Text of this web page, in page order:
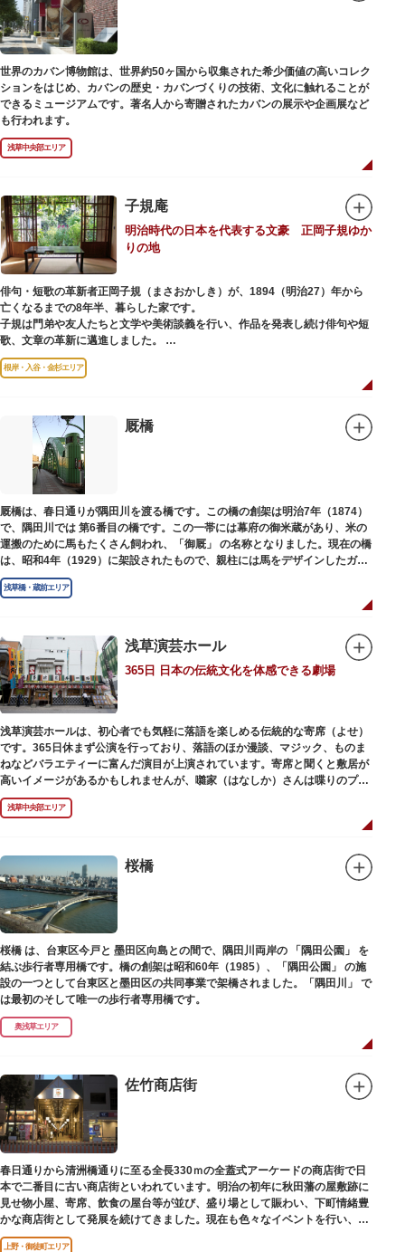
世界のカバン博物館は、世界約50ヶ国から収集された希少価値の高いコレク
ションをはじめ、カバンの歴史・カバンづくりの技術、文化に触れることが
できるミュージアムです。著名人から寄贈されたカバンの展示や企画展など
も行われます。
浅草中央部エリア
子規庵
明治時代の日本を代表する文豪 正岡子規ゆか
りの地
俳句・短歌の革新者正岡子規（まさおかしき）が、1894（明治27）年から
亡くなるまでの8年半、暮らした家です。
子規は門弟や友人たちと文学や美術談義を行い、作品を発表し続け俳句や短
歌、文章の革新に邁進しました。
故郷松山より母と妹を呼び寄せ、結核に苦しみながらも34歳で亡くなるまで
精力的に文学作品を創作し続けた場所でもあります。
ま再建され、現在の庵は東京都指定史跡として明治の雰囲気が体感できる魅
力的な空間となっています。
子規が病室兼書斎にしていた「病牀六尺の間」などを復元しており、明治の
暮らしだけでなく創作の様子を偲ぶことができます。現在、一般のボランテ
ィア団体により大切に維持・保存されています。
根岸・入谷・金杉エリア
厩橋
厩橋は、春日通りが隅田川を渡る橋です。この橋の創架は明治7年（1874）
で、隅田川では 第6番目の橋です。この一帯には幕府の御米蔵があり、米の
運搬のために馬もたくさん飼われ、「御厩」 の名称となりました。現在の橋
は、昭和4年（1929）に架設されたもので、親柱には馬をデザインしたガラ
ス細工が組み込まれています。
浅草橋・蔵前エリア
浅草演芸ホール
365日 日本の伝統文化を体感できる劇場
浅草演芸ホールは、初心者でも気軽に落語を楽しめる伝統的な寄席（よせ）
です。365日休まず公演を行っており、落語のほか漫談、マジック、ものま
ねなどバラエティーに富んだ演目が上演されています。寄席と聞くと敷居が
高いイメージがあるかもしれませんが、囃家（はなしか）さんは喋りのプ
ロ。すぐに巧みな話芸に引き込まれ、予備知識が無くても楽しめます。
ホール内で飲食できるのも魅力のひとつ。売店でお弁当やお菓子を買ってゆ
っくり番組を楽しんではいかがでしょう。数々の著名な落語家やお笑い芸人
浅草中央部エリア
桜橋
桜橋 は、台東区今戸と 墨田区向島との間で、隅田川両岸の 「隅田公園」 を
結ぶ歩行者専用橋です。橋の創架は昭和60年（1985）、「隅田公園」 の施
設の一つとして台東区と墨田区の共同事業で架橋されました。「隅田川」 で
は最初のそして唯一の歩行者専用橋です。
奥浅草エリア
佐竹商店街
春日通りから清洲橋通りに至る全長330ｍの全蓋式アーケードの商店街で日
本で二番目に古い商店街といわれています。明治の初年に秋田藩の屋敷跡に
見せ物小屋、寄席、飲食の屋台等が並び、盛り場として賑わい、下町情緒豊
かな商店街として発展を続けてきました。現在も色々なイベントを行い、住
民から親しまれている魅力的な商店街です。
上野・御徒町エリア